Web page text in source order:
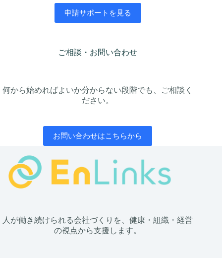
申請サポートを見る
ご相談・お問い合わせ
何から始めればよいか分からない段階でも、ご相談く
ださい。
お問い合わせはこちらから
人が働き続けられる会社づくりを、健康・組織・経営
の視点から支援します。